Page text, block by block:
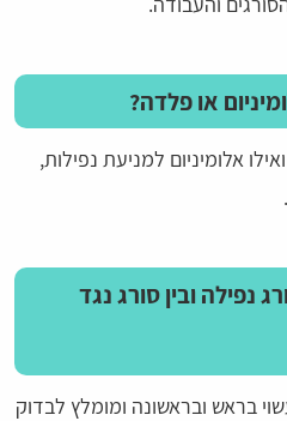
או פלדה?
אלומיניום למניעת נפילות,
נפילה ובין סורג נגד
בראש ובראשונה ומומלץ לבדוק